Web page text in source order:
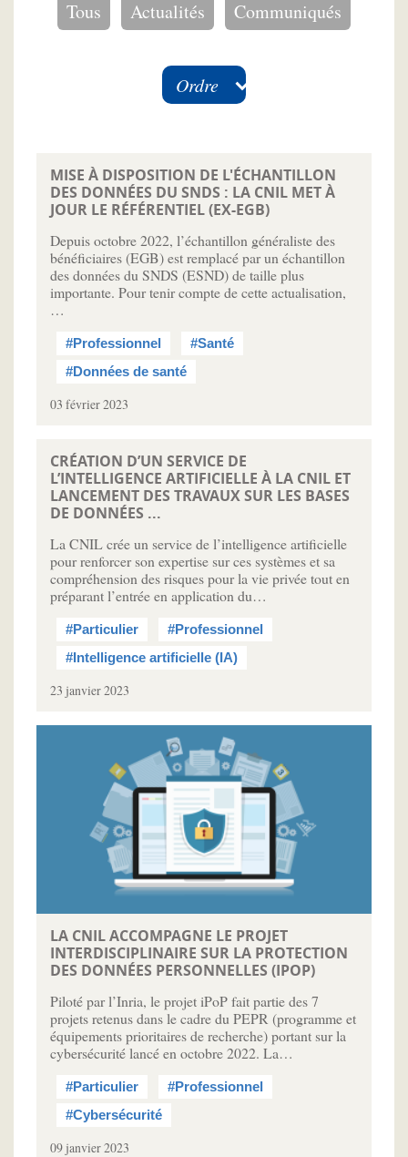
Tous Actualités Communiqués
Ordre
MISE À DISPOSITION DE L'ÉCHANTILLON
DES DONNÉES DU SNDS : LA CNIL MET À
JOUR LE RÉFÉRENTIEL (EX-EGB)
Depuis octobre 2022, l’échantillon généraliste des
bénéficiaires (EGB) est remplacé par un échantillon
des données du SNDS (ESND) de taille plus
importante. Pour tenir compte de cette actualisation,
…
#Professionnel
#Santé
#Données de santé
03 février 2023
CRÉATION D’UN SERVICE DE
L’INTELLIGENCE ARTIFICIELLE À LA CNIL ET
LANCEMENT DES TRAVAUX SUR LES BASES
DE DONNÉES ...
La CNIL crée un service de l’intelligence artificielle
pour renforcer son expertise sur ces systèmes et sa
compréhension des risques pour la vie privée tout en
préparant l’entrée en application du…
#Particulier
#Professionnel
#Intelligence artificielle (IA)
23 janvier 2023
LA CNIL ACCOMPAGNE LE PROJET
INTERDISCIPLINAIRE SUR LA PROTECTION
DES DONNÉES PERSONNELLES (IPOP)
Piloté par l’Inria, le projet iPoP fait partie des 7
projets retenus dans le cadre du PEPR (programme et
équipements prioritaires de recherche) portant sur la
cybersécurité lancé en octobre 2022. La…
#Particulier
#Professionnel
#Cybersécurité
09 janvier 2023